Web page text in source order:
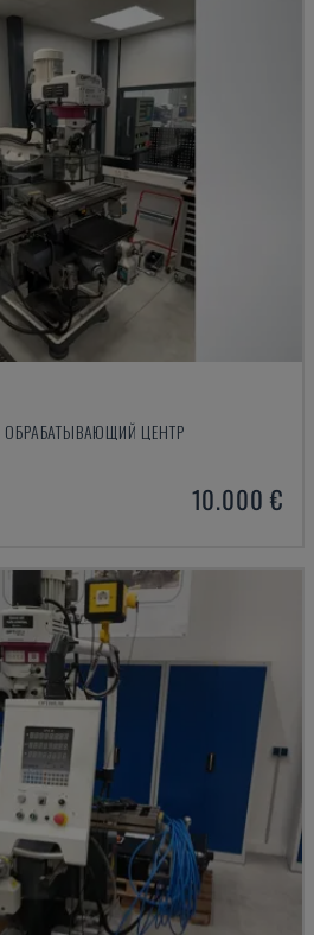
ОБРАБАТЫВАЮЩИЙ ЦЕНТР
10.000 €